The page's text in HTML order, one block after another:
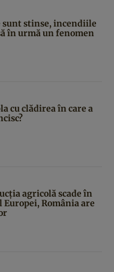
sunt stinse, incendiile
în urmă un fenomen
cu clădirea în care a
agricolă scade în
România are